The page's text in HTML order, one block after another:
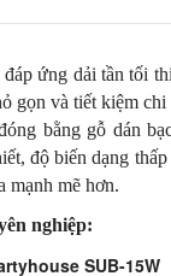
ứng dải tần tối
gọn và tiết kiệm chi
bằng gỗ dán
độ biến dạng
mạnh mẽ hơn.
nghiệp: